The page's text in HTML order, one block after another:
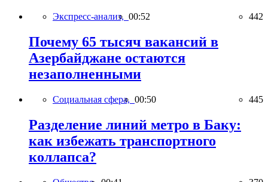
Экспресс-анализ, 00:52 442
Почему 65 тысяч вакансий в
Азербайджане остаются
незаполненными
Социальная сфера, 00:50 445
Разделение линий метро в Баку:
как избежать транспортного
коллапса?